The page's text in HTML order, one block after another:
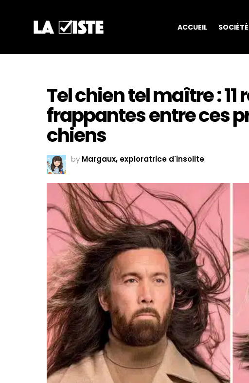
ACCUEIL SOCIÉTÉ
Tel chien tel maître :
frappantes entre ces
chiens
by Margaux, exploratrice d'insolite